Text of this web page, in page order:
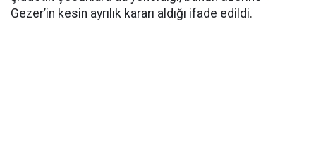
Gezer’in kesin ayrılık kararı aldığı ifade edildi.